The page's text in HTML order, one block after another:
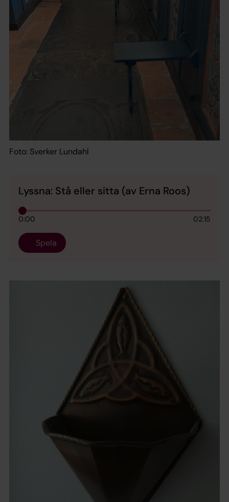
Foto: Sverker Lundahl
Lyssna: Stå eller sitta (av Erna Roos)
0:00 02:15
Spela